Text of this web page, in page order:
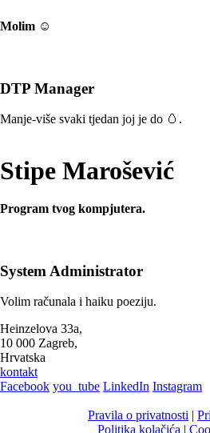
Molim ☺
DTP Manager
Manje-više svaki tjedan joj je do 🥚.
Stipe Marošević
Program tvog kompjutera.
System Administrator
Volim računala i haiku poeziju.
Heinzelova 33a,
10 000 Zagreb,
Hrvatska
kontakt
Facebook you_tube LinkedIn Instagram
Pravila o privatnosti |
Politika kolačića |